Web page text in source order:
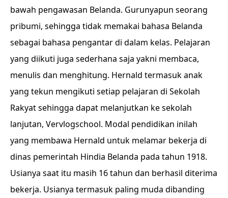
bawah pengawasan Belanda. Gurunyapun seorang
pribumi, sehingga tidak memakai bahasa Belanda
sebagai bahasa pengantar di dalam kelas. Pelajaran
yang diikuti juga sederhana saja yakni membaca,
menulis dan menghitung. Hernald termasuk anak
yang tekun mengikuti setiap pelajaran di Sekolah
Rakyat sehingga dapat melanjutkan ke sekolah
lanjutan, Vervlogschool. Modal pendidikan inilah
yang membawa Hernald untuk melamar bekerja di
dinas pemerintah Hindia Belanda pada tahun 1918.
Usianya saat itu masih 16 tahun dan berhasil diterima
bekerja. Usianya termasuk paling muda dibanding